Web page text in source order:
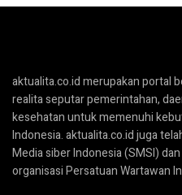
aktualita.co.id merupakan portal
realita seputar pemerintahan,
kesehatan untuk memenuhi
Indonesia. aktualita.co.id juga
Media siber Indonesia (SMSI)
organisasi Persatuan Wartawan